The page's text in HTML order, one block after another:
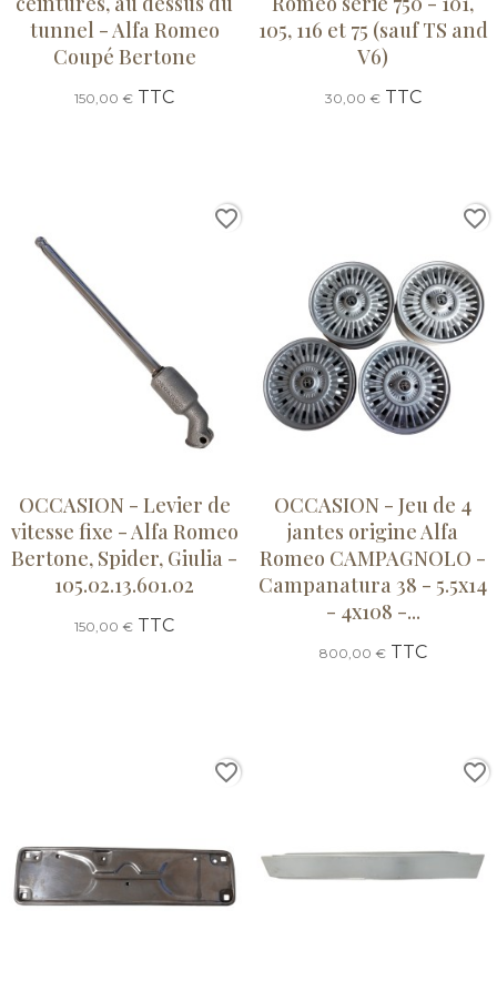
tunnel - Alfa Romeo
Coupé Bertone
150,00 € TTC
105, 116 et 75 (sauf TS and
V6)
30,00 €TTC
OCCASION - Levier de
vitesse fixe - Alfa Romeo
Bertone, Spider, Giulia -
105.02.13.601.02
150,00 € TTC
favorite_border
OCCASION - Jeu de 4
jantes origine Alfa
Romeo CAMPAGNOLO -
Campanatura 38 - 5.5x14
- 4x108 -...
800,00 €TTC
favorite_border
favorite_border favorite_border